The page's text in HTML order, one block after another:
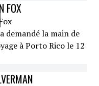
FOX
demandé la main de
à Porto Rico le 12